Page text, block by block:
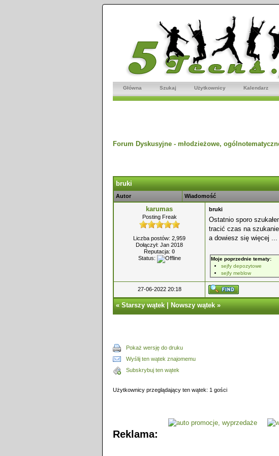
Główna Szukaj Użytkownicy Kalendarz
Forum Dyskusyjne - młodzieżowe,
bruki
Autor Wiadomość
karumas
Posting Freak
Liczba postów: 2,959
Dołączył: Jan 2018
Reputacja: 0
Status:
bruki
Ostatnio sporo
tracić czas na
a dowiesz się więcej ...
Moje poprzednie tematy:
sejfy depozytowe
sejfy meblow
27-06-2022 20:18
«Starszy wątek|Nowszy wątek»
Pokaż wersję do druku
Wyślij ten wątek znajomemu
Subskrybuj ten wątek
Użytkownicy przeglądający ten wątek: 1 gości
Reklama: